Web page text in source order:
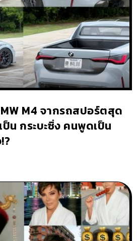
M4 จากรถสปอร์ตสุด
ป็น กระบะซิ่ง คนพูดเป็น